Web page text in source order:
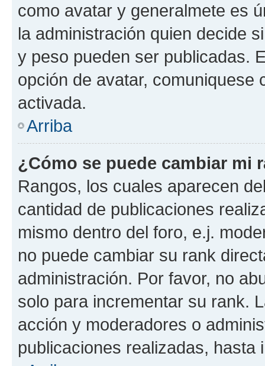
como avatar y generalmete es
la administración quien decide
y peso pueden ser publicadas.
opción de avatar, comuniquese
activada.
Arriba
¿Cómo se puede cambiar mi
Rangos, los cuales aparecen
cantidad de publicaciones
mismo dentro del foro, e.j.
no puede cambiar su rank
administración. Por favor, no
solo para incrementar su rank.
acción y moderadores o
publicaciones realizadas, hasta